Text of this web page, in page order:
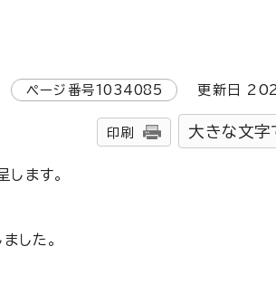
ページ番号1034085 更新日
印刷 大きな文字
ます。
した。